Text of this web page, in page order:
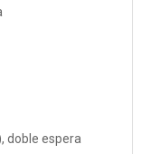
doble espera